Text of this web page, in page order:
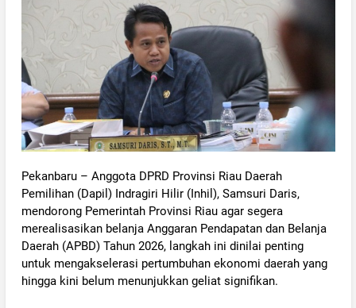
Pekanbaru – Anggota DPRD Provinsi Riau Daerah
Pemilihan (Dapil) Indragiri Hilir (Inhil), Samsuri Daris,
mendorong Pemerintah Provinsi Riau agar segera
merealisasikan belanja Anggaran Pendapatan dan Belanja
Daerah (APBD) Tahun 2026, langkah ini dinilai penting
untuk mengakselerasi pertumbuhan ekonomi daerah yang
hingga kini belum menunjukkan geliat signifikan.